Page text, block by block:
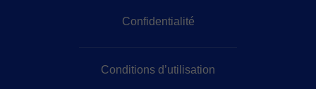
Confidentialité
Conditions d’utilisation